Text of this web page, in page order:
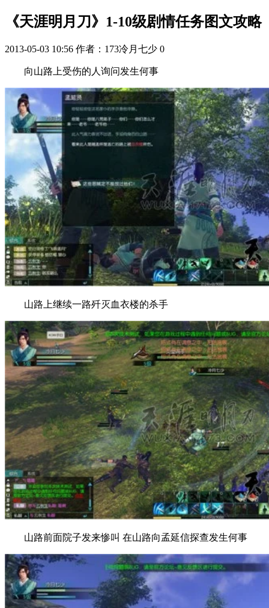
《天涯明月刀》1-10级剧情任务图文攻略
2013-05-03 10:56 作者：173冷月七少 0
向山路上受伤的人询问发生何事
山路上继续一路歼灭血衣楼的杀手
山路前面院子发来惨叫 在山路向孟延信探查发生何事